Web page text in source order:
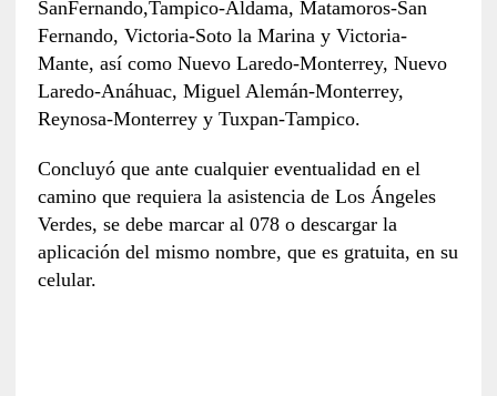
SanFernando,Tampico-Aldama, Matamoros-San
Fernando, Victoria-Soto la Marina y Victoria-
Mante, así como Nuevo Laredo-Monterrey, Nuevo
Laredo-Anáhuac, Miguel Alemán-Monterrey,
Reynosa-Monterrey y Tuxpan-Tampico.
Concluyó que ante cualquier eventualidad en el
camino que requiera la asistencia de Los Ángeles
Verdes, se debe marcar al 078 o descargar la
aplicación del mismo nombre, que es gratuita, en su
celular.